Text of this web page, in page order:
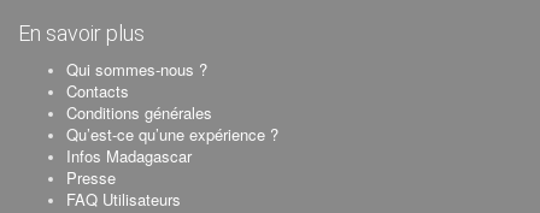
En savoir plus
Qui sommes-nous ?
Contacts
Conditions générales
Qu’est-ce qu’une expérience ?
Infos Madagascar
Presse
FAQ Utilisateurs